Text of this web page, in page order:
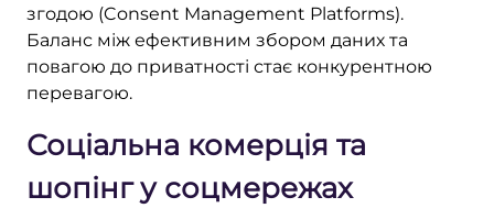
згодою (Consent Management Platforms).
Баланс між ефективним збором даних та
повагою до приватності стає конкурентною
перевагою.
Соціальна комерція та
шопінг у соцмережах